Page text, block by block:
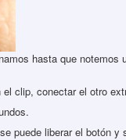
hasta que notemos
clip, conectar el otro
puede liberar el botón